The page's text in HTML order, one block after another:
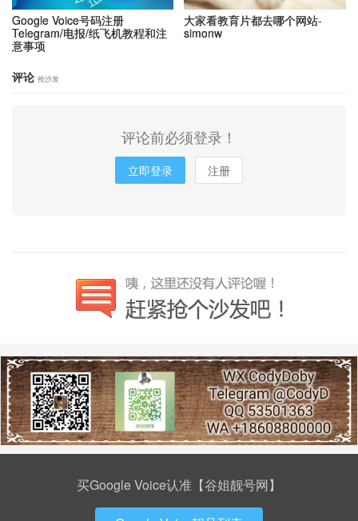
Google Voice号码注册
Telegram/电报/纸飞机教程和注
意事项
大家看教育片都去哪个网站-
simonw
评论 抢沙发
评论前必须登录！
立即登录 注册
买Google Voice认准【谷姐靓号网】